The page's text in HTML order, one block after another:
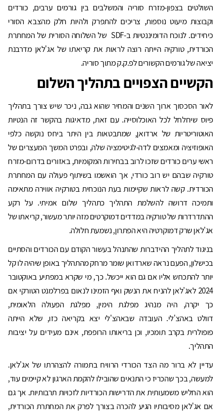
השולטים בצפון-מזרח סוריה והמשלבים בין גורמים ערבים, כורדים
וקבוצות מיעוט נוספות, צריכים להתפרק ולהיות חלק מהצבא הסורי
כיחידים. לנוכח הדומיננטיות ב-SDF של השלוחה הסורית של המחתרת
הכורדית, טורקיה הייתה רוצה לראות את קריאתו של אג'לאן מדרבנת
יציאה של גורמים הקשורים לפ.ק.ק מתוך סוריה.
הקשיים הצפויים בתהליך השלום
לאור הסכסוך ארוך השנים והמחיר שהוא גבה, ניכר שיש צורך בתהליך
פיוס שיחלחל לכל האוכלוסייה. עם זאת, מדאיגות בהקשר זה הנטיות
האוטוריטריות של ארדואן, שמתבטאות בין היתר ביחס נוקשה כלפי
האופוזיציה ומאמצים לדה-לגיטימציה שלה, ובפרט המשך המעצרים של
ראשי ערים כורדים שזכו לרוב בבחירות המקומיות, באזורים בדרום-מזרח
טורקיה שבהם יש רוב כורדי, אך הואשמו בשיתוף פעולה עם המחתרת
הכורדית. קשה לראות שקיימות בעת הנוכחית בטורקיה אווירה מתאימה
ותמיכה דרושה להשלמת התהליך כתהליך שלום אמיתי. על רקע
ההתדרדרות של טורקיה במדדים דמוקרטים מזה יותר מעשור, קריאתו של
אג'לאן שרק דמוקרטיה היא הפתרון, נשמעת חלולה.
בניגוד לתהליך ההידברות שהתנהל בעשור הקודם עם הכורדים והסתיים
בכישלון, הפעם נראה שארדואן שומר מרחק מהתהליך באופן שיהיה לו קל
יותר להתכחש אליו אם גם הוא ייכשל. כך, מי שקרא במפתיע באוקטובר
2024 לאג'לאן להניח את הנשק ואף הזמינו לנאום בפרלמנט הטורקי אם
כך יקרה, היה מנהיג מפלגת הימין, מפלגת הפעולה הלאומית,
דוולט באהצ'לי. העובדה שבאהצ'לי יצא בקריאה כזו, שלא הייתה
פופולרית בקרב תומכיו, וכן בריאותו הרופפת, אינם מעידים על יציבות
התהליך.
עדיין לא ברור מה הצד הכורדי הרוויח בתמורה להצהרתו של אג'לאן.
למעשה, בכך שהכריז כי התנאים שהובילו להקמת הארגון לא קיימים עוד,
הוא החליש משמעותית את הדרישות הכורדיות לזכויות תרבותיות. אך גם
אם אג'לאן מסיבותיו הגיע להכרה בצורך לפרק את המחתרת הכורדית,